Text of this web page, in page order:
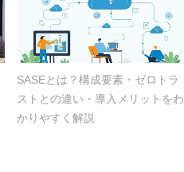
SASEとは？構成要素・ゼロトラ
ストとの違い・導入メリットをわ
かりやすく解説